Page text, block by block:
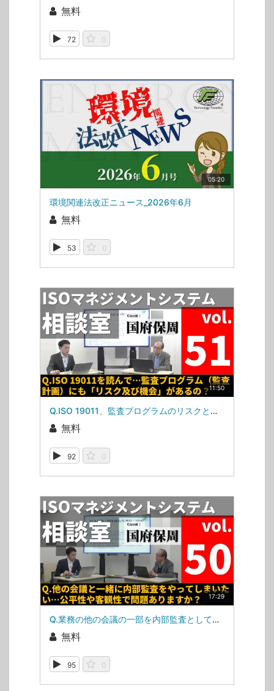
無料
72 0
05:20
環境関連法改正ニュース_2026年6月
無料
53 0
11:50
Q.ISO 19011、監査プログラムのリスクと機会の「機会」（ISOマネジメントシステム相談室・第51回）
無料
92 0
17:29
Q.業務の他の会議の一部を内部監査として活用したい！（ISOマネジメントシステム相談室・第50回）
無料
95 0